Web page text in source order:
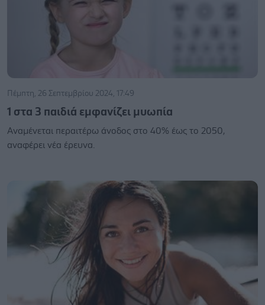
Πέμπτη, 26 Σεπτεμβρίου 2024, 17:49
1 στα 3 παιδιά εμφανίζει μυωπία
Αναμένεται περαιτέρω άνοδος στο 40% έως το 2050,
αναφέρει νέα έρευνα.